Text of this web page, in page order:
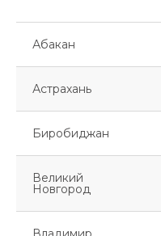
Абакан
Астрахань
Биробиджан
Великий
Новгород